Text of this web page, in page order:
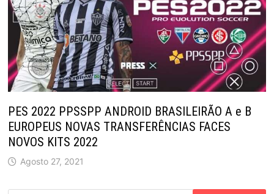
PES 2022 PPSSPP ANDROID BRASILEIRÃO A e B
EUROPEUS NOVAS TRANSFERÊNCIAS FACES
NOVOS KITS 2022
Agosto 27, 2021